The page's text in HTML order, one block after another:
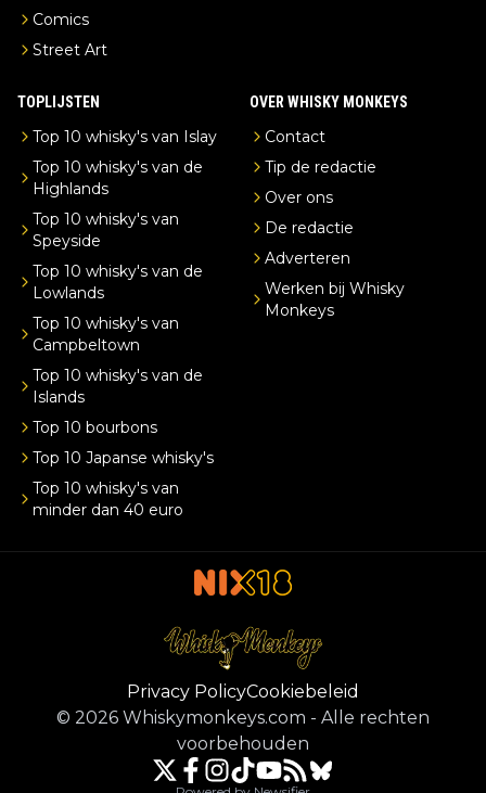
Comics
Street Art
TOPLIJSTEN
Top 10 whisky's van Islay
Top 10 whisky's van de
Highlands
Top 10 whisky's van
Speyside
Top 10 whisky's van de
Lowlands
Top 10 whisky's van
Campbeltown
Top 10 whisky's van de
Islands
Top 10 bourbons
Top 10 Japanse whisky's
Top 10 whisky's van
minder dan 40 euro
OVER WHISKY MONKEYS
Contact
Tip de redactie
Over ons
De redactie
Adverteren
Werken bij Whisky
Monkeys
Privacy PolicyCookiebeleid
© 2026 Whiskymonkeys.com - Alle rechten
voorbehouden